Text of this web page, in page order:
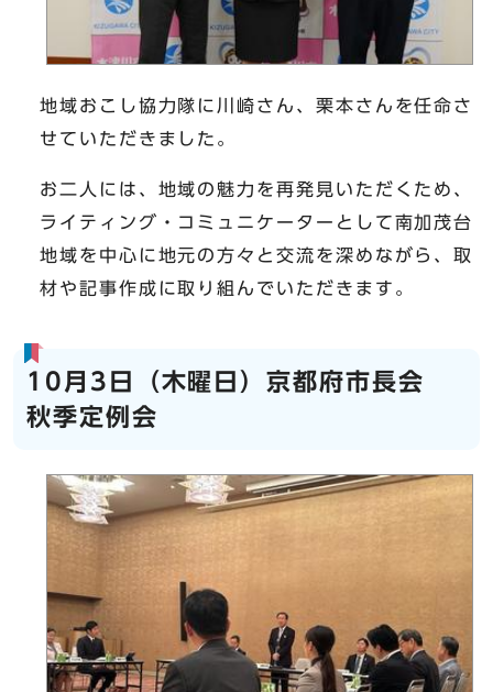
地域おこし協力隊に川崎さん、栗本さんを任命さ
せていただきました。
お二人には、地域の魅力を再発見いただくため、
ライティング・コミュニケーターとして南加茂台
地域を中心に地元の方々と交流を深めながら、取
材や記事作成に取り組んでいただきます。
10月3日（木曜日）京都府市長会
秋季定例会